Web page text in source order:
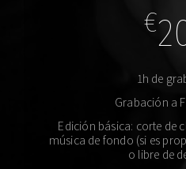
€
1h de
Grabación a
Edición básica: corte de
música de fondo (si es
o libre de